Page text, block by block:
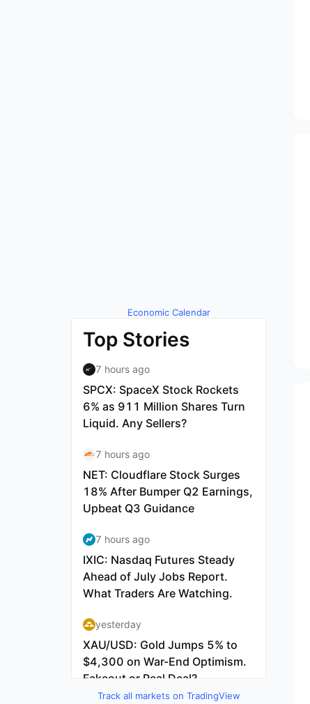
Economic Calendar
by TradingView
Track all markets on TradingView